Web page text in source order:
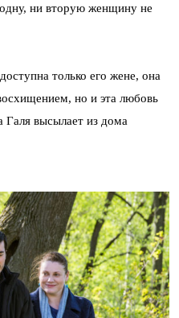
ни вторую женщину не
только его жене, она
но и эта любовь
Галя высылает из дома